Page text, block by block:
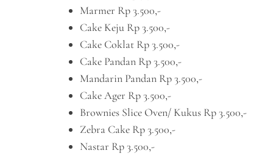
Marmer Rp 3.500,-
Cake Keju Rp 3.500,-
Cake Coklat Rp 3.500,-
Cake Pandan Rp 3.500,-
Mandarin Pandan Rp 3.500,-
Cake Ager Rp 3.500,-
Brownies Slice Oven/ Kukus Rp 3.500,-
Zebra Cake Rp 3.500,-
Nastar Rp 3.500,-